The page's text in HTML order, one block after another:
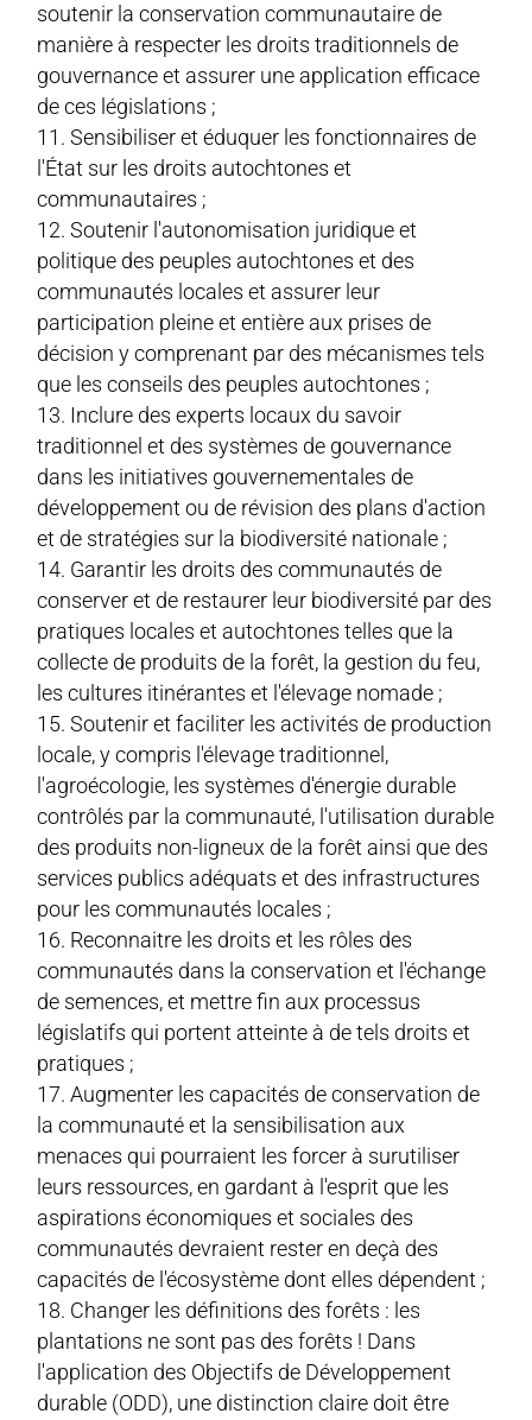
soutenir la conservation communautaire de
manière à respecter les droits traditionnels de
gouvernance et assurer une application efficace
de ces législations ;
Sensibiliser et éduquer les fonctionnaires de
l'État sur les droits autochtones et
communautaires ;
Soutenir l'autonomisation juridique et
politique des peuples autochtones et des
communautés locales et assurer leur
participation pleine et entière aux prises de
décision y comprenant par des mécanismes tels
que les conseils des peuples autochtones ;
Inclure des experts locaux du savoir
traditionnel et des systèmes de gouvernance
dans les initiatives gouvernementales de
développement ou de révision des plans d'action
et de stratégies sur la biodiversité nationale ;
Garantir les droits des communautés de
conserver et de restaurer leur biodiversité par des
pratiques locales et autochtones telles que la
collecte de produits de la forêt, la gestion du feu,
les cultures itinérantes et l'élevage nomade ;
Soutenir et faciliter les activités de production
locale, y compris l'élevage traditionnel,
l'agroécologie, les systèmes d'énergie durable
contrôlés par la communauté, l'utilisation durable
des produits non-ligneux de la forêt ainsi que des
services publics adéquats et des infrastructures
pour les communautés locales ;
Reconnaitre les droits et les rôles des
communautés dans la conservation et l'échange
de semences, et mettre fin aux processus
législatifs qui portent atteinte à de tels droits et
pratiques ;
Augmenter les capacités de conservation de
la communauté et la sensibilisation aux
menaces qui pourraient les forcer à surutiliser
leurs ressources, en gardant à l'esprit que les
aspirations économiques et sociales des
communautés devraient rester en deçà des
capacités de l'écosystème dont elles dépendent ;
Changer les définitions des forêts : les
plantations ne sont pas des forêts ! Dans
l'application des Objectifs de Développement
durable (ODD), une distinction claire doit être